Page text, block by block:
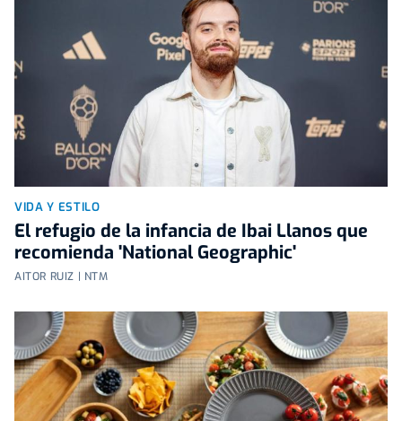
VIDA Y ESTILO
El refugio de la infancia de Ibai Llanos que
recomienda 'National Geographic'
AITOR RUIZ | NTM